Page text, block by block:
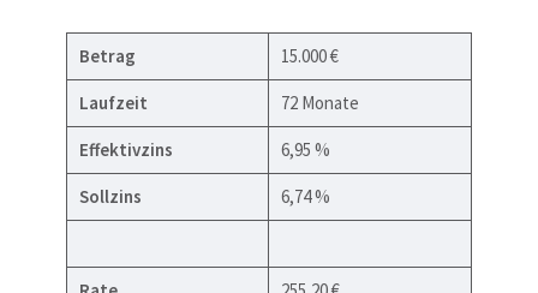
Betrag 15.000 €
Laufzeit 72 Monate
Effektivzins 6,95 %
Sollzins 6,74 %